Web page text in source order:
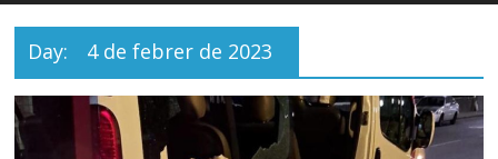
Day: 4 de febrer de 2023